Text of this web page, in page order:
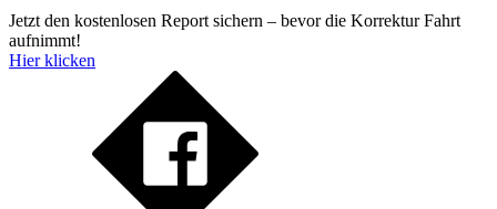
Jetzt den kostenlosen Report sichern – bevor die Korrektur Fahrt
aufnimmt!
Hier klicken